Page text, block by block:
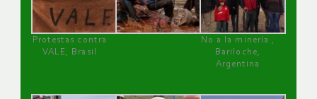
Protestas contra
VALE, Brasil
No a la minería ,
Bariloche,
Argentina